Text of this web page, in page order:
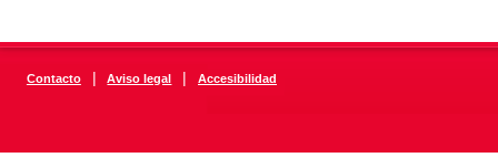
Contacto | Aviso legal | Accesibilidad